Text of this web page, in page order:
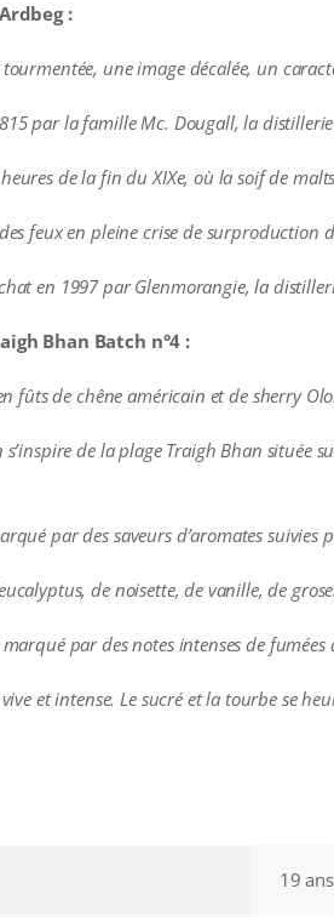
:
une image décalée, un
par la famille Mc. Dougall, la
de la fin du XIXe, où la soif de
feux en pleine crise de surproduction
en 1997 par Glenmorangie, la
Bhan Batch n°4 :
fûts de chêne américain et de sherry
s’inspire de la plage Traigh Bhan située
par des saveurs d’aromates
de noisette, de vanille, de
marqué par des notes intenses de
et intense. Le sucré et la tourbe se
19 ans